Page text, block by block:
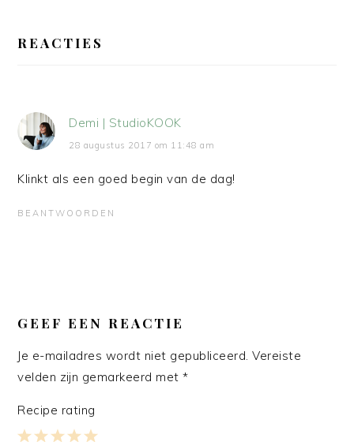
INTERACTIES
REACTIES
Demi | StudioKOOK
28 augustus 2017 om 11:48 am
Klinkt als een goed begin van de dag!
BEANTWOORDEN
GEEF EEN REACTIE
Je e-mailadres wordt niet gepubliceerd. Vereiste
velden zijn gemarkeerd met*
Recipe rating